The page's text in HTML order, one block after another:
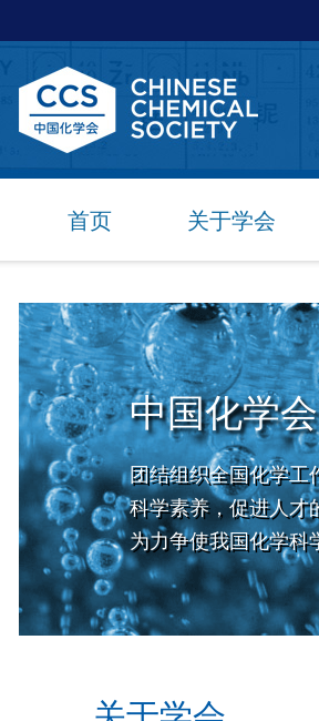
首页 关于学会
中国化学
团结组织全国化学工
科学素养，促进人才
为力争使我国化学科